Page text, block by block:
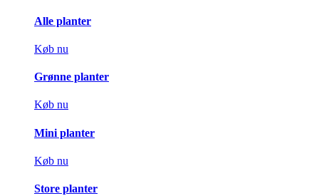
Alle planter
Køb nu
Grønne planter
Køb nu
Mini planter
Køb nu
Store planter